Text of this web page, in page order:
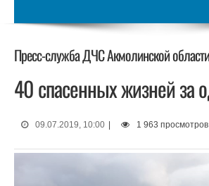
Пресс-служба ДЧС Акмолинской области
40 спасенных жизней за
09.07.2019, 10:00 1 963 просмотров